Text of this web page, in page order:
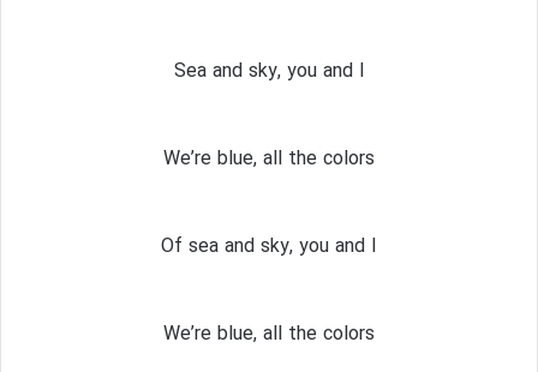
Sea and sky, you and I
We’re blue, all the colors
Of sea and sky, you and I
We’re blue, all the colors